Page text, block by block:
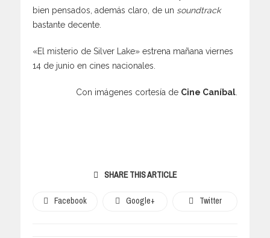
bien pensados, además claro, de un soundtrack
bastante decente.
«El misterio de Silver Lake» estrena mañana viernes
14 de junio en cines nacionales.
Con imágenes cortesía de Cine Caníbal.
SHARE THIS ARTICLE
Facebook Google+ Twitter